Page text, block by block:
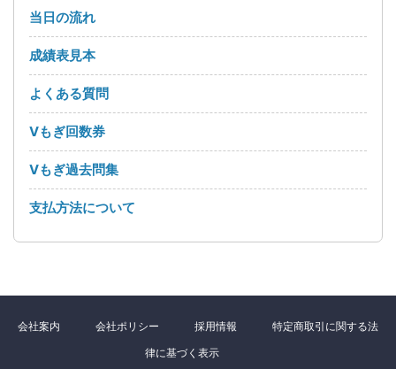
当日の流れ
成績表見本
よくある質問
Vもぎ回数券
Vもぎ過去問集
支払方法について
会社案内 会社ポリシー 採用情報
特定商取引に関する法
律に基づく表示